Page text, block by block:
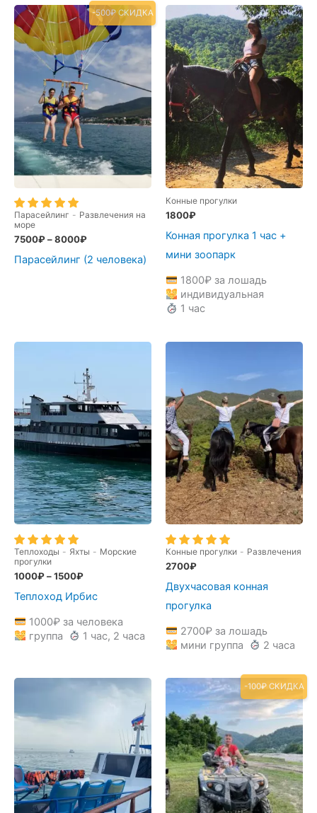
-500₽ СКИДКА
Парасейлинг - Развлечения на
море
7500₽–8000₽
Парасейлинг (2 человека)
Конные прогулки
1800₽
Конная прогулка 1 час +
мини зоопарк
1800₽за лошадь
индивидуальная
1 час
Теплоходы - Яхты - Морские
прогулки
1000₽–1500₽
Теплоход Ирбис
1000₽за человека
группа
1 час, 2 часа
Конные прогулки - Развлечения
2700₽
Двухчасовая конная
прогулка
2700₽за лошадь
мини группа
2 часа
-100₽ СКИДКА